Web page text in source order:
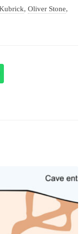
, Oliver Stone,